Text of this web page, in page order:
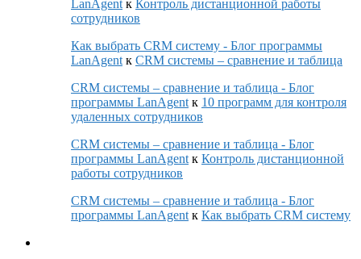
LanAgent к Контроль дистанционной работы
сотрудников
Как выбрать CRM систему - Блог программы
LanAgent к CRM системы – сравнение и таблица
CRM системы – сравнение и таблица - Блог
программы LanAgent к 10 программ для контроля
удаленных сотрудников
CRM системы – сравнение и таблица - Блог
программы LanAgent к Контроль дистанционной
работы сотрудников
CRM системы – сравнение и таблица - Блог
программы LanAgent к Как выбрать CRM систему